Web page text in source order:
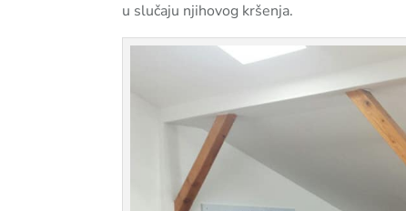
u slučaju njihovog kršenja.